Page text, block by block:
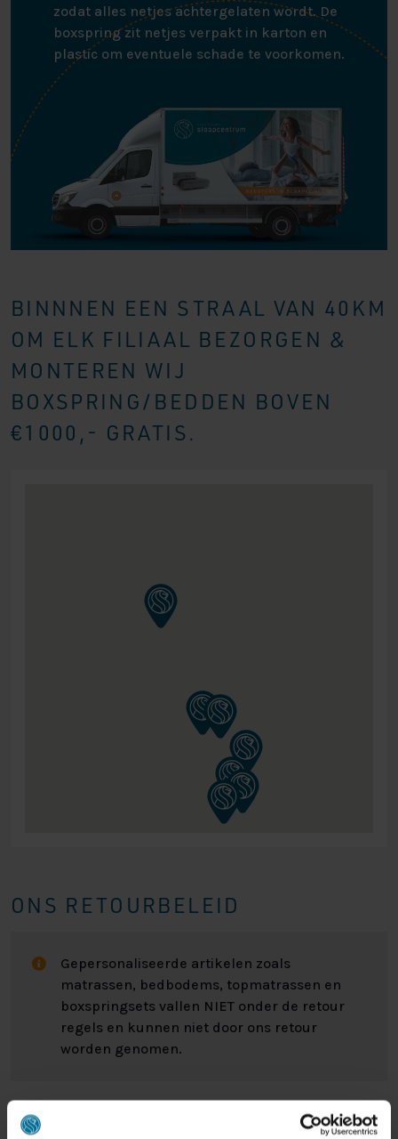
zodat alles netjes achtergelaten wordt. De
boxspring zit netjes verpakt in karton en
plastic om eventuele schade te voorkomen.
BINNNEN EEN STRAAL VAN 40KM
OM ELK FILIAAL BEZORGEN &
MONTEREN WIJ
BOXSPRING/BEDDEN BOVEN
€1000,- GRATIS.
ONS RETOURBELEID
Gepersonaliseerde artikelen zoals
matrassen, bedbodems, topmatrassen en
boxspringsets vallen NIET onder de retour
regels en kunnen niet door ons retour
worden genomen.
Het kan wel eens voorkomen dat u een bestelling
retour wilt sturen. Wellicht omdat het product toch niet